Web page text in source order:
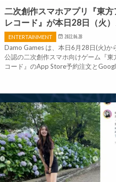
二次創作スマホアプリ『東
レコード』が本日28日（火
ENTERTAINMENT 2022.06.28
Damo Games は、本日6月28日(火)か
公認の二次創作スマホ向けゲーム『東
コード』のApp Store予約注文と